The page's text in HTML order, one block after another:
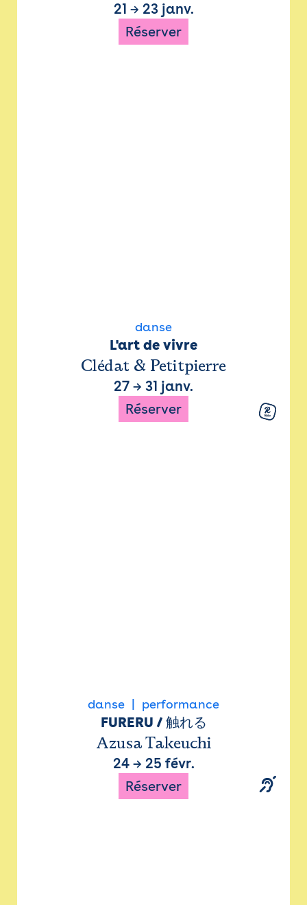
21 → 23 janv.
Réserver
danse
L'art de vivre
Clédat & Petitpierre
27 → 31 janv.
Réserver
danse performance
FURERU / 触れる
Azusa Takeuchi
24→ 25 févr.
Réserver